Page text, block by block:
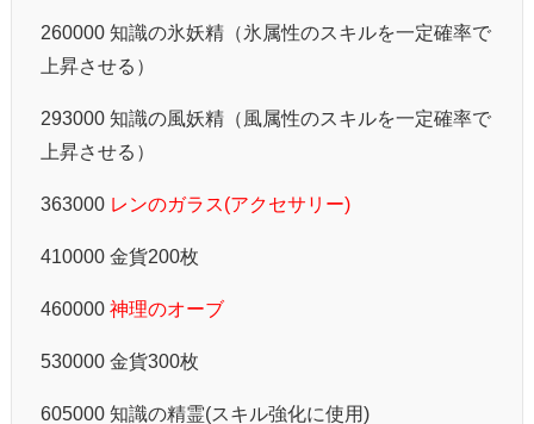
260000 知識の氷妖精（氷属性のスキルを一定確率で
上昇させる）
293000 知識の風妖精（風属性のスキルを一定確率で
上昇させる）
363000 レンのガラス(アクセサリー)
410000 金貨200枚
460000 神理のオーブ
530000 金貨300枚
605000 知識の精霊(スキル強化に使用)